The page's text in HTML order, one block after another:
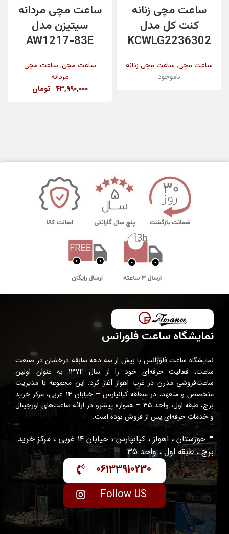
ساعت مچی زنانه
کنت کل مدل
KCWLG2236302
ساعت مچی, ساعت مچی زنانه
ناموجود
ساعت مچی مردانه
سیتیزن مدل
AW1217-83E
ساعت مچی, ساعت مچی
مردانه
43,990,000 تومان
نمایشگاه ساعت فلورانس
نمایشگاه ساعت فلورانس با بیش از سه دهه سابقه درخشان در صنعت
ساعت، فعالیت حرفه‌ای خود را از سال ۱۳۷۴ به عنوان اولین
ساعت‌فروشی مدرن در غرب اهواز آغاز کرد. این مجموعه با مدیریت
متخصص و متعهد، در منطقه کیانپارس – خیابان ۱۴ غربی، مرکز خرید
برج، طبقه اول، واحد ۳۵ – همواره پیشرو در ارائه ساعت‌های اورجینال
و خدمات حرفه‌ای پس از فروش بوده است.
📍خوزستان ، اهواز ، کیانپارس ، خیابان ۱۴ غربی ، مرکز خرید
برج ، طبقه اول ، واحد ۳۵
06133910230
Follow US